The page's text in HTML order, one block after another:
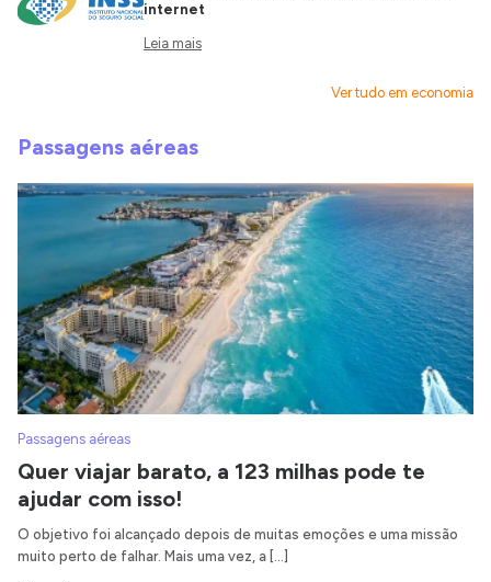
internet
Leia mais
Ver tudo em economia
Passagens aéreas
Passagens aéreas
Quer viajar barato, a 123 milhas pode te
ajudar com isso!
O objetivo foi alcançado depois de muitas emoções e uma missão
muito perto de falhar. Mais uma vez, a […]